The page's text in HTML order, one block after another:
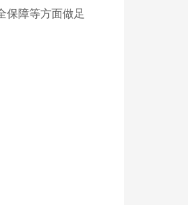
保障等方面做足